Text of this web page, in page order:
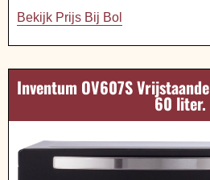
Bekijk Prijs Bij Bol
Inventum OV607S
60 liter.